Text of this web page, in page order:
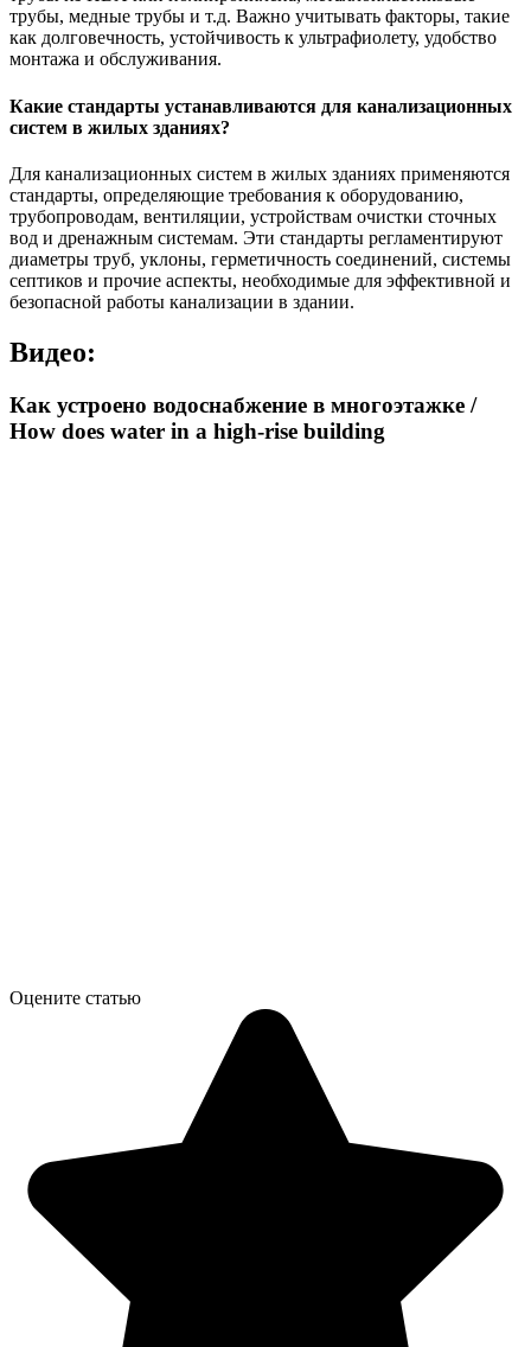
трубы, медные трубы и т.д. Важно учитывать факторы, такие
как долговечность, устойчивость к ультрафиолету, удобство
монтажа и обслуживания.
Какие стандарты устанавливаются для канализационных
систем в жилых зданиях?
Для канализационных систем в жилых зданиях применяются
стандарты, определяющие требования к оборудованию,
трубопроводам, вентиляции, устройствам очистки сточных
вод и дренажным системам. Эти стандарты регламентируют
диаметры труб, уклоны, герметичность соединений, системы
септиков и прочие аспекты, необходимые для эффективной и
безопасной работы канализации в здании.
Видео:
Как устроено водоснабжение в многоэтажке /
How does water in a high-rise building
Оцените статью